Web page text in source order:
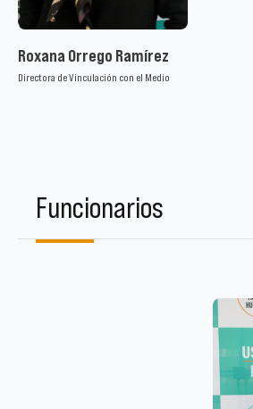
Roxana Orrego Ramírez
Directora de Vinculación con el Medio
Funcionarios